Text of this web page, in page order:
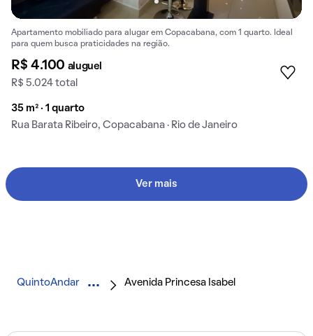
Apartamento mobiliado para alugar em Copacabana, com 1 quarto. Ideal
para quem busca praticidades na região.
R$ 4.100 aluguel
R$ 5.024 total
35 m² · 1 quarto
Rua Barata Ribeiro, Copacabana · Rio de Janeiro
Ver mais
QuintoAndar Avenida Princesa Isabel